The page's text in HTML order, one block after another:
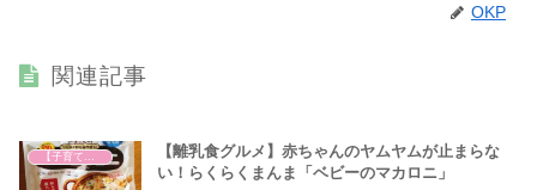
OKP
関連記事
【子育て奮闘記】
【離乳食グルメ】赤ちゃんのヤムヤムが止まらな
い！らくらくまんま「ベビーのマカロニ」